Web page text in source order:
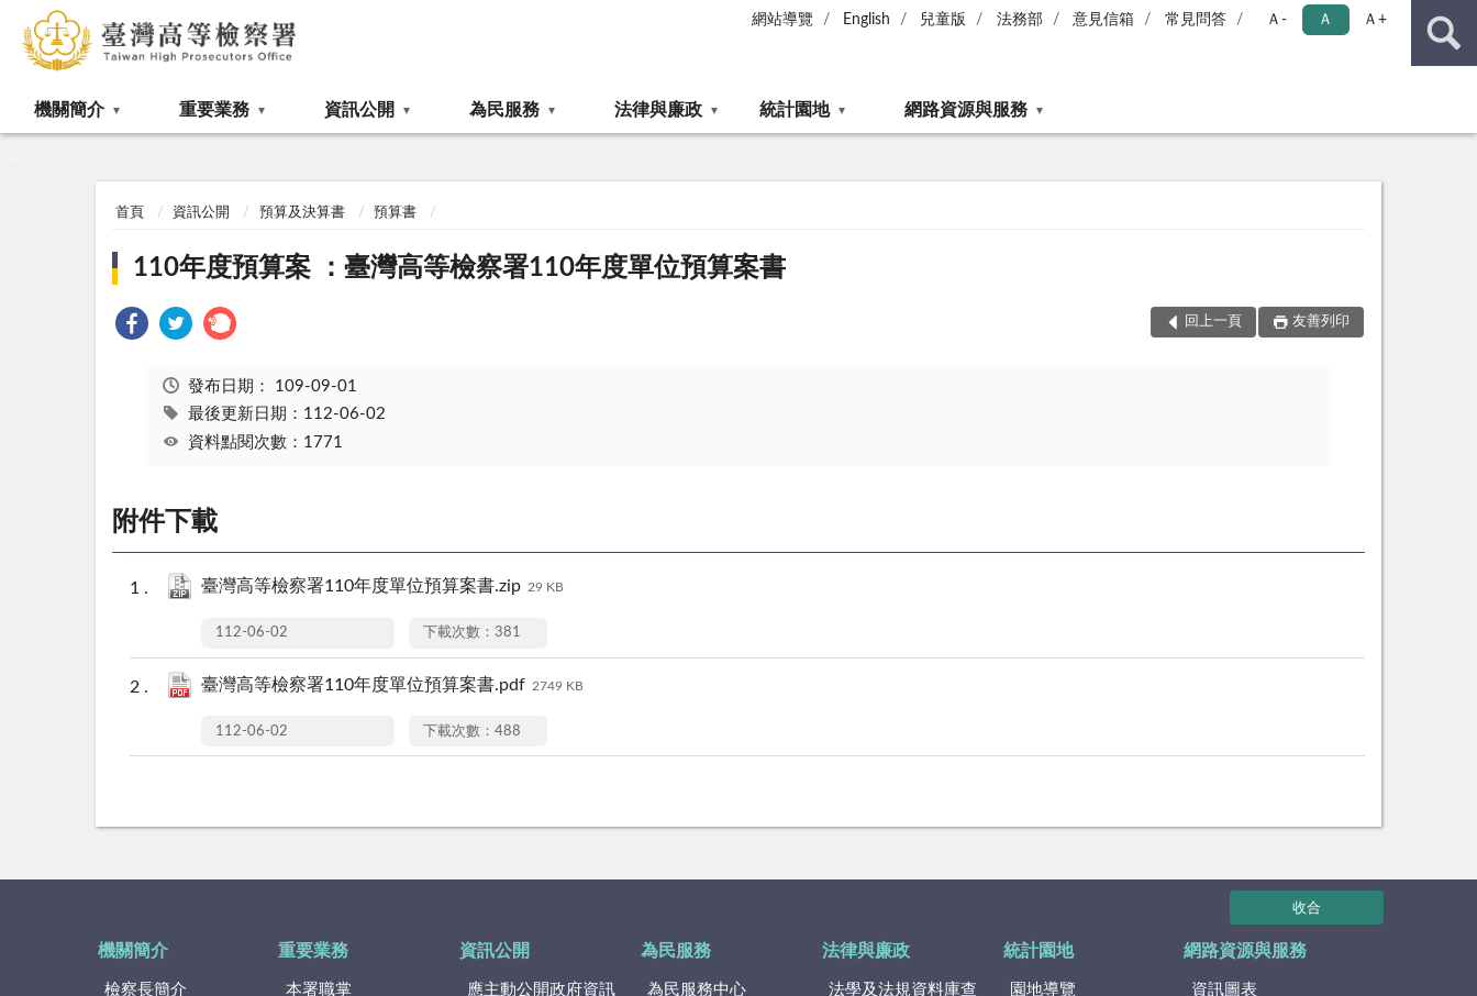
網站導覽 English 兒童版 法務部 意見信箱 常見問答 Ａ- Ａ Ａ+
機關簡介 重要業務 資訊公開 為民服務 法律與廉政 統計園地 網路資源與服務
首頁 資訊公開 預算及決算書 預算書
110年度預算案 ：臺灣高等檢察署110年度單位預算案書
回上一頁 友善列印
發布日期： 109-09-01
最後更新日期：112-06-02
資料點閱次數：1771
附件下載
臺灣高等檢察署110年度單位預算案書.zip 29 KB
112-06-02 下載次數：381
臺灣高等檢察署110年度單位預算案書.pdf 2749 KB
112-06-02 下載次數：488
收合
機關簡介
檢察長簡介
重要業務
本署職掌
資訊公開
應主動公開政府資訊
為民服務
為民服務中心
法律與廉政
法學及法規資料庫查
統計園地
園地導覽
網路資源與服務
資訊圖表